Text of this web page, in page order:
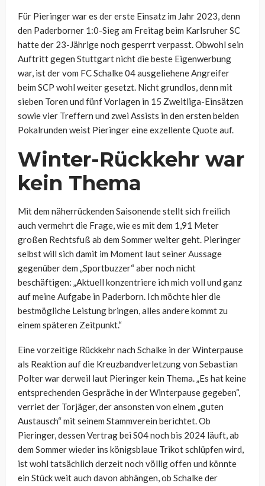
Für Pieringer war es der erste Einsatz im Jahr 2023, denn
den Paderborner 1:0-Sieg am Freitag beim Karlsruher SC
hatte der 23-Jährige noch gesperrt verpasst. Obwohl sein
Auftritt gegen Stuttgart nicht die beste Eigenwerbung
war, ist der vom FC Schalke 04 ausgeliehene Angreifer
beim SCP wohl weiter gesetzt. Nicht grundlos, denn mit
sieben Toren und fünf Vorlagen in 15 Zweitliga-Einsätzen
sowie vier Treffern und zwei Assists in den ersten beiden
Pokalrunden weist Pieringer eine exzellente Quote auf.
Winter-Rückkehr war
kein Thema
Mit dem näherrückenden Saisonende stellt sich freilich
auch vermehrt die Frage, wie es mit dem 1,91 Meter
großen Rechtsfuß ab dem Sommer weiter geht. Pieringer
selbst will sich damit im Moment laut seiner Aussage
gegenüber dem „Sportbuzzer“ aber noch nicht
beschäftigen: „Aktuell konzentriere ich mich voll und ganz
auf meine Aufgabe in Paderborn. Ich möchte hier die
bestmögliche Leistung bringen, alles andere kommt zu
einem späteren Zeitpunkt.“
Eine vorzeitige Rückkehr nach Schalke in der Winterpause
als Reaktion auf die Kreuzbandverletzung von Sebastian
Polter war derweil laut Pieringer kein Thema.„Es hat keine
entsprechenden Gespräche in der Winterpause gegeben“,
verriet der Torjäger, der ansonsten von einem „guten
Austausch“ mit seinem Stammverein berichtet. Ob
Pieringer, dessen Vertrag bei S04 noch bis 2024 läuft, ab
dem Sommer wieder ins königsblaue Trikot schlüpfen wird,
ist wohl tatsächlich derzeit noch völlig offen und könnte
ein Stück weit auch davon abhängen, ob Schalke der